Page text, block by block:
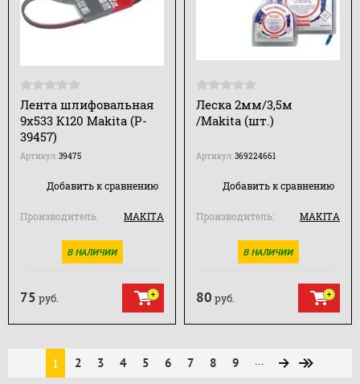
Лента шлифовальная
9х533 К120 Makita (P-
39457)
Артикул:39475
Добавить к сравнению
Производитель: MAKITA
В НАЛИЧИИ
75 руб.
Леска 2мм/3,5м
/Makita (шт.)
Артикул:369224661
Добавить к сравнению
Производитель: MAKITA
В НАЛИЧИИ
80 руб.
1 2 3 4 5 6 7 8 9